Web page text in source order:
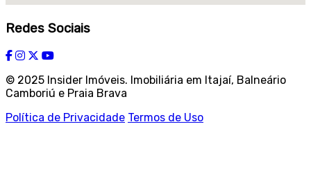
Redes Sociais
© 2025 Insider Imóveis. Imobiliária em Itajaí, Balneário
Camboriú e Praia Brava
Política de Privacidade Termos de Uso